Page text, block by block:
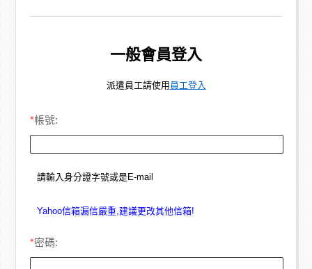
一般會員登入
派遣員工請使用 員工登入
*帳號:
請輸入身分證字號或是E-mail
Yahoo信箱漏信嚴重,建議更改其他信箱!
*密碼: